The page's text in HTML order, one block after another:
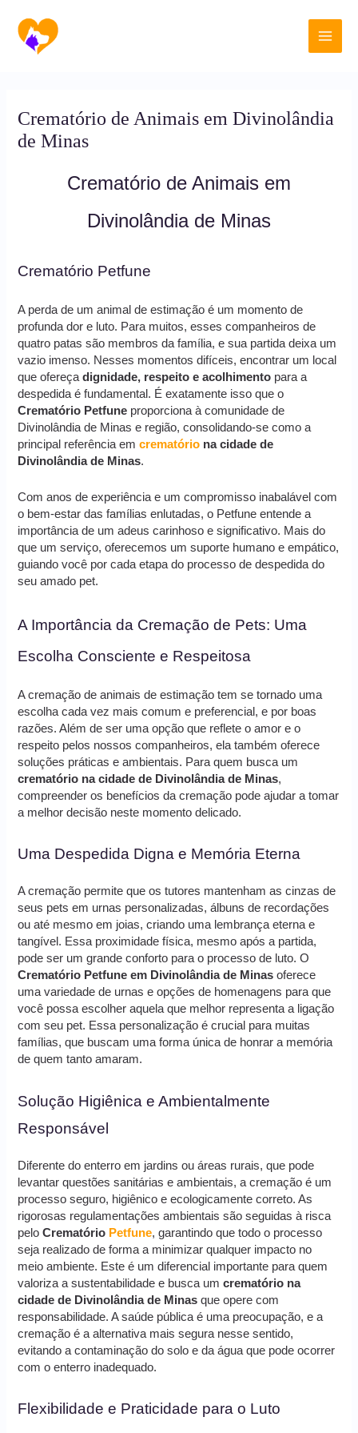
para
conteúdo
Main
Crematório de Animais em Divinolândia
de Minas
Crematório de Animais em
Divinolândia de Minas
Crematório Petfune
A perda de um animal de estimação é um momento de
profunda dor e luto. Para muitos, esses companheiros de
quatro patas são membros da família, e sua partida deixa um
vazio imenso. Nesses momentos difíceis, encontrar um local
que ofereçadignidade, respeito e acolhimento para a
despedida é fundamental. É exatamente isso que o
Crematório Petfune proporciona à comunidade de
Divinolândia de Minas e região, consolidando-se como a
principal referência emcrematório na cidade de
Divinolândia de Minas.
Com anos de experiência e um compromisso inabalável com
o bem-estar das famílias enlutadas, o Petfune entende a
importância de um adeus carinhoso e significativo. Mais do
que um serviço, oferecemos um suporte humano e empático,
guiando você por cada etapa do processo de despedida do
seu amado pet.
A Importância da Cremação de Pets: Uma
Escolha Consciente e Respeitosa
A cremação de animais de estimação tem se tornado uma
escolha cada vez mais comum e preferencial, e por boas
razões. Além de ser uma opção que reflete o amor e o
respeito pelos nossos companheiros, ela também oferece
soluções práticas e ambientais. Para quem busca um
crematório na cidade de Divinolândia de Minas,
compreender os benefícios da cremação pode ajudar a tomar
a melhor decisão neste momento delicado.
Uma Despedida Digna e Memória Eterna
A cremação permite que os tutores mantenham as cinzas de
seus pets em urnas personalizadas, álbuns de recordações
ou até mesmo em joias, criando uma lembrança eterna e
tangível. Essa proximidade física, mesmo após a partida,
pode ser um grande conforto para o processo de luto. O
Crematório Petfune em Divinolândia de Minas oferece
uma variedade de urnas e opções de homenagens para que
você possa escolher aquela que melhor representa a ligação
com seu pet. Essa personalização é crucial para muitas
famílias, que buscam uma forma única de honrar a memória
de quem tanto amaram.
Solução Higiênica e Ambientalmente
Responsável
Diferente do enterro em jardins ou áreas rurais, que pode
levantar questões sanitárias e ambientais, a cremação é um
processo seguro, higiênico e ecologicamente correto. As
rigorosas regulamentações ambientais são seguidas à risca
peloCrematório Petfune, garantindo que todo o processo
seja realizado de forma a minimizar qualquer impacto no
meio ambiente. Este é um diferencial importante para quem
valoriza a sustentabilidade e busca umcrematório na
cidade de Divinolândia de Minas que opere com
responsabilidade. A saúde pública é uma preocupação, e a
cremação é a alternativa mais segura nesse sentido,
evitando a contaminação do solo e da água que pode ocorrer
com o enterro inadequado.
Flexibilidade e Praticidade para o Luto